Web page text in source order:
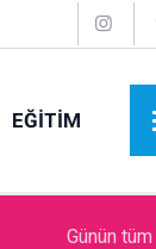
EĞİTİM
İdare Etme Sanatı
Günün tüm